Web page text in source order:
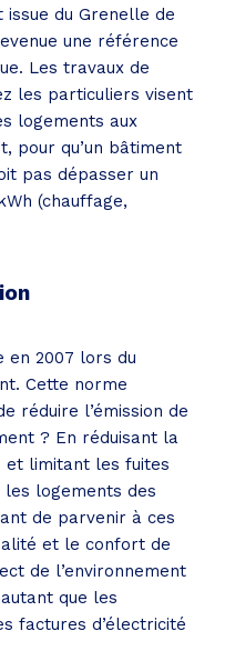
issue du Grenelle de
une référence
Les travaux de
les particuliers visent
logements aux
pour qu’un bâtiment
pas dépasser un
(chauffage,
en 2007 lors du
Cette norme
réduire l’émission de
? En réduisant la
et limitant les fuites
logements des
de parvenir à ces
et le confort de
de l’environnement
que les
factures d’électricité